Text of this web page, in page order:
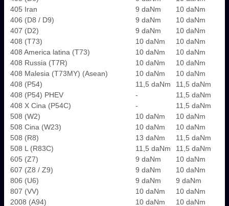
405 Iran
9 daNm
10 daNm
406 (D8 / D9)
9 daNm
10 daNm
407 (D2)
9 daNm
10 daNm
408 (T73)
10 daNm
10 daNm
408 America latina (T73)
10 daNm
10 daNm
408 Russia (T7R)
10 daNm
10 daNm
408 Malesia (T73MY) (Asean)
10 daNm
10 daNm
408 (P54)
11,5 daNm
11,5 daNm
408 (P54) PHEV
-
11,5 daNm
408 X Cina (P54C)
-
11,5 daNm
508 (W2)
10 daNm
10 daNm
508 Cina (W23)
10 daNm
10 daNm
508 (R8)
13 daNm
11,5 daNm
508 L (R83C)
11,5 daNm
11,5 daNm
605 (Z7)
9 daNm
10 daNm
607 (Z8 / Z9)
9 daNm
10 daNm
806 (U6)
9 daNm
9 daNm
807 (VV)
10 daNm
10 daNm
2008 (A94)
10 daNm 10 daNm